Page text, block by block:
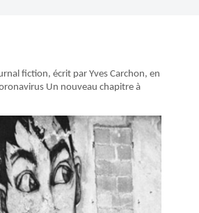
fiction, écrit par Yves Carchon, en
Un nouveau chapitre à